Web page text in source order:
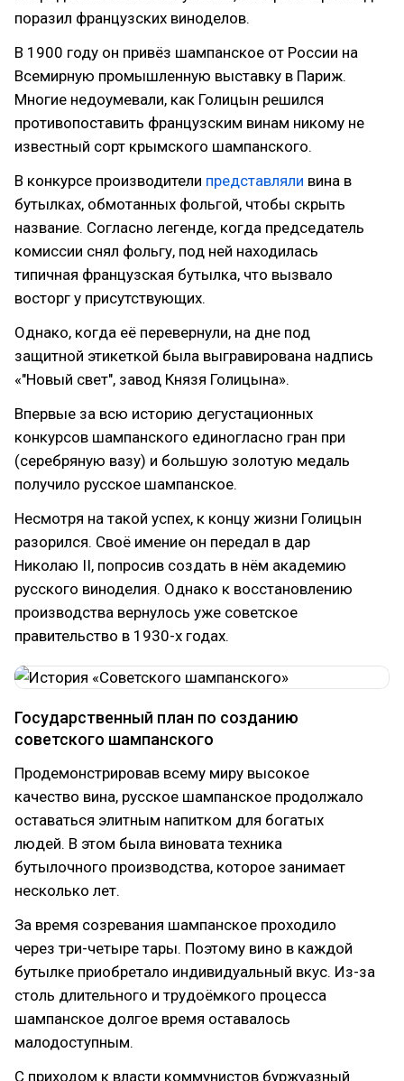
поразил французских виноделов.
В 1900 году он привёз шампанское от России на
Всемирную промышленную выставку в Париж.
Многие недоумевали, как Голицын решился
противопоставить французским винам никому не
известный сорт крымского шампанского.
В конкурсе производители представляли вина в
бутылках, обмотанных фольгой, чтобы скрыть
название. Согласно легенде, когда председатель
комиссии снял фольгу, под ней находилась
типичная французская бутылка, что вызвало
восторг у присутствующих.
Однако, когда её перевернули, на дне под
защитной этикеткой была выгравирована надпись
«"Новый свет", завод Князя Голицына».
Впервые за всю историю дегустационных
конкурсов шампанского единогласно гран при
(серебряную вазу) и большую золотую медаль
получило русское шампанское.
Несмотря на такой успех, к концу жизни Голицын
разорился. Своё имение он передал в дар
Николаю II, попросив создать в нём академию
русского виноделия. Однако к восстановлению
производства вернулось уже советское
правительство в 1930-х годах.
Государственный план по созданию
советского шампанского
Продемонстрировав всему миру высокое
качество вина, русское шампанское продолжало
оставаться элитным напитком для богатых
людей. В этом была виновата техника
бутылочного производства, которое занимает
несколько лет.
За время созревания шампанское проходило
через три-четыре тары. Поэтому вино в каждой
бутылке приобретало индивидуальный вкус. Из-за
столь длительного и трудоёмкого процесса
шампанское долгое время оставалось
малодоступным.
С приходом к власти коммунистов буржуазный